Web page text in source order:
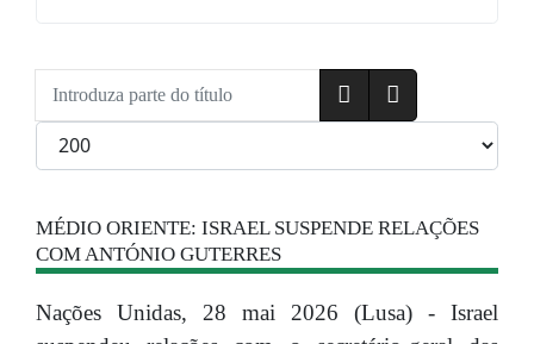
Introduza parte do título
Qtd. a exibir
MÉDIO ORIENTE: ISRAEL SUSPENDE RELAÇÕES
COM ANTÓNIO GUTERRES
Nações Unidas, 28 mai 2026 (Lusa) - Israel